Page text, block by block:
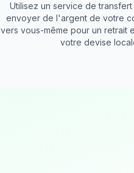
Utilisez un service de
envoyer de l'argent de votre
vers vous-même pour un retrait
votre devise